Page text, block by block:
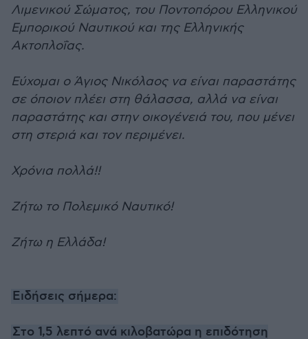
Λιμενικού Σώματος, του Ποντοπόρου Ελληνικού
Εμπορικού Ναυτικού και της Ελληνικής
Ακτοπλοΐας.
Εύχομαι ο Άγιος Νικόλαος να είναι παραστάτης
σε όποιον πλέει στη θάλασσα, αλλά να είναι
παραστάτης και στην οικογένειά του, που μένει
στη στεριά και τον περιμένει.
Χρόνια πολλά!!
Ζήτω το Πολεμικό Ναυτικό!
Ζήτω η Ελλάδα!
Ειδήσεις σήμερα:
Στο 1,5 λεπτό ανά κιλοβατώρα η επιδότηση